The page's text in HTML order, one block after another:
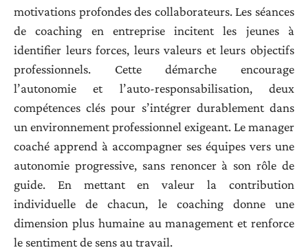
motivations profondes des collaborateurs. Les séances
de coaching en entreprise incitent les jeunes à
identifier leurs forces, leurs valeurs et leurs objectifs
professionnels. Cette démarche encourage
l’autonomie et l’auto-responsabilisation, deux
compétences clés pour s’intégrer durablement dans
un environnement professionnel exigeant. Le manager
coaché apprend à accompagner ses équipes vers une
autonomie progressive, sans renoncer à son rôle de
guide. En mettant en valeur la contribution
individuelle de chacun, le coaching donne une
dimension plus humaine au management et renforce
le sentiment de sens au travail.